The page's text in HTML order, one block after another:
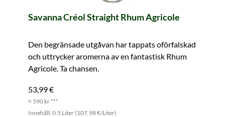
Savanna Créol Straight Rhum Agricole
Den begränsade utgåvan har tappats oförfalskad
och uttrycker aromerna av en fantastisk Rhum
Agricole. Ta chansen.
53,99 €
≈ 590 kr ***
Innehåll: 0.5 Liter (107,98 €/Liter)